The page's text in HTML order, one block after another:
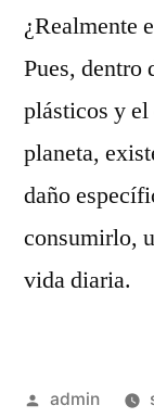
¿Realmente
Pues, dentro
plásticos y
planeta,
daño
consumirlo,
vida diaria.
Publicado
admin